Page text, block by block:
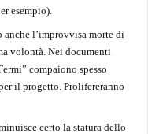
esempio).
l’improvvisa morte di
volontà. Nei documenti
compaiono spesso
il progetto. Prolifereranno
certo la statura dello